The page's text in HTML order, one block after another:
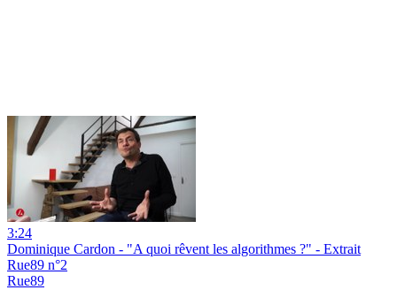
3:24
Dominique Cardon - "A quoi rêvent les algorithmes ?" - Extrait
Rue89 n°2
Rue89